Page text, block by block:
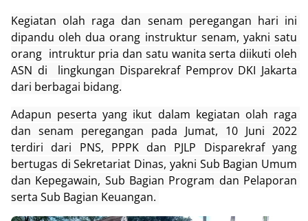
Kegiatan olah raga dan senam peregangan hari ini
dipandu oleh dua orang instruktur senam, yakni satu
orang  intruktur pria dan satu wanita serta diikuti oleh
ASN di  lingkungan Disparekraf Pemprov DKI Jakarta
dari berbagai bidang.
Adapun peserta yang ikut dalam kegiatan olah raga
dan senam peregangan pada Jumat, 10 Juni 2022
terdiri dari PNS, PPPK dan PJLP Disparekraf yang
bertugas di Sekretariat Dinas, yakni Sub Bagian Umum
dan Kepegawain, Sub Bagian Program dan Pelaporan
serta Sub Bagian Keuangan.